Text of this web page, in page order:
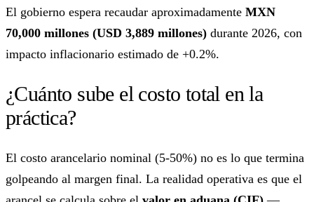
El gobierno espera recaudar aproximadamente MXN
70,000 millones (USD 3,889 millones) durante 2026, con
impacto inflacionario estimado de +0.2%.
¿Cuánto sube el costo total en la
práctica?
El costo arancelario nominal (5-50%) no es lo que termina
golpeando al margen final. La realidad operativa es que el